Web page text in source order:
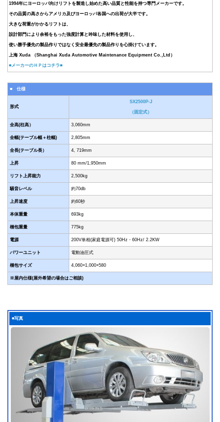
1994年にヨーロッパ向けリフトを製造し始めた高い品質と性能を持つ専門メーカーです。
その品質の高さからアメリカ及びヨーロッパ各国への出荷が大半です。
大きな荷重がかかるリフトは、
設計部門により余裕をもった強度計算と吟味した材料を使用し、
使い勝手優先の製品作りではなく安全最優先の製品作りを心掛けています。
上海 Xuda （Shanghai Xuda Automotive Maintenance Equipment Co.,Ltd）
■メーカーのＨＰはコチラ■
■ 仕様
形式
SX2500P-J
（固定式）
全高(柱高） 3,060mm
全幅(テーブル幅＋柱幅) 2,805mm
全長(テーブル長） 4, 719mm
上昇 80 mm/1,950mm
リフト上昇能力 2,500kg
騒音レベル 約70db
上昇速度 約60秒
本体重量 693kg
梱包重量 775kg
電源 200V単相(家庭電源可) 50Hz・60Hz/ 2.2KW
パワーユニット 電動油圧式
梱包サイズ 4,060×1,000×580
※屋内仕様(屋外希望の場合はご相談)
■写真